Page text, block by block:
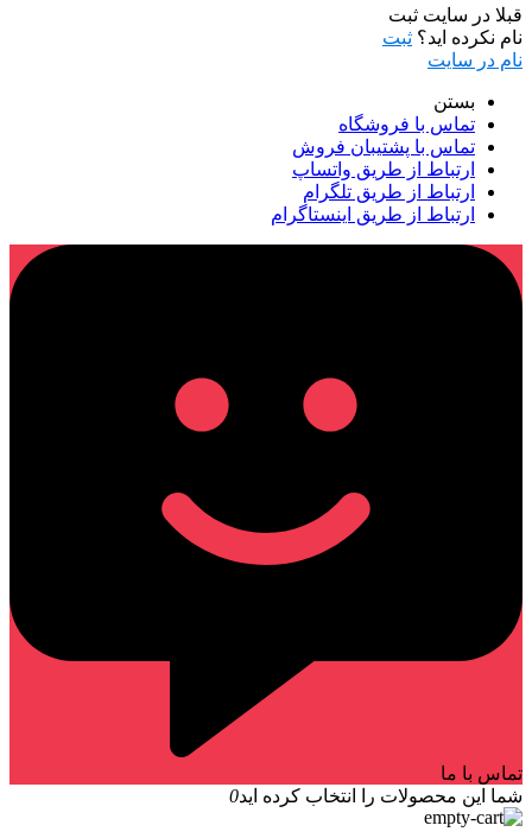
قبلا در سایت ثبت
نام نکرده اید؟ ثبت
نام در سایت
بستن
تماس با فروشگاه
تماس با پشتیبان فروش
ارتباط از طریق واتساپ
ارتباط از طریق تلگرام
ارتباط از طریق اینستاگرام
تماس با ما
شما این محصولات را انتخاب کرده اید0